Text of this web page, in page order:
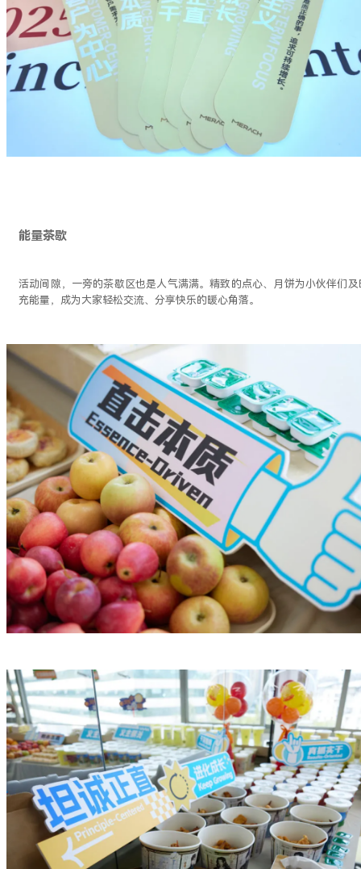
能量茶歇
活动间隙，一旁的茶歇区也是人气满满。精致的点心、月饼为小伙伴们及
充能量，成为大家轻松交流、分享快乐的暖心角落。